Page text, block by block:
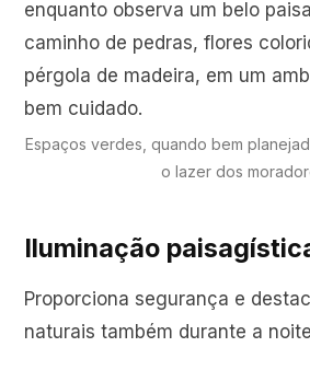
Espaços verdes, quando bem
o lazer dos
Iluminação
Proporciona segurança e
naturais também durante a